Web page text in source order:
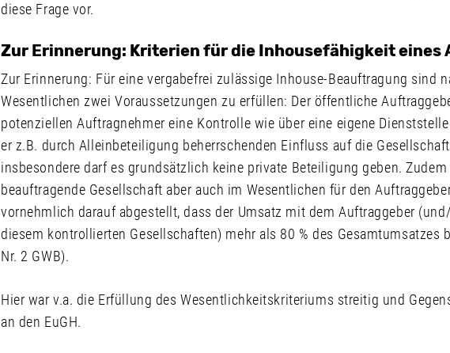
diese Frage vor.
Zur Erinnerung: Kriterien für die Inhousefähigkeit eines
Zur Erinnerung: Für eine vergabefrei zulässige Inhouse-Beauftragung sind
Wesentlichen zwei Voraussetzungen zu erfüllen: Der öffentliche
potenziellen Auftragnehmer eine Kontrolle wie über eine eigene
er z.B. durch Alleinbeteiligung beherrschenden Einfluss auf die
insbesondere darf es grundsätzlich keine private Beteiligung geben.
beauftragende Gesellschaft aber auch im Wesentlichen für den
vornehmlich darauf abgestellt, dass der Umsatz mit dem Auftraggeber
diesem kontrollierten Gesellschaften) mehr als 80 % des Gesamtumsatzes
Nr. 2 GWB).
Hier war v.a. die Erfüllung des Wesentlichkeitskriteriums streitig und
an den EuGH.